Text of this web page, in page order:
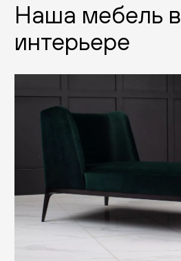
Наша мебель в
интерьере